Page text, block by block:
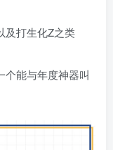
及打生化Z之类
能与年度神器叫